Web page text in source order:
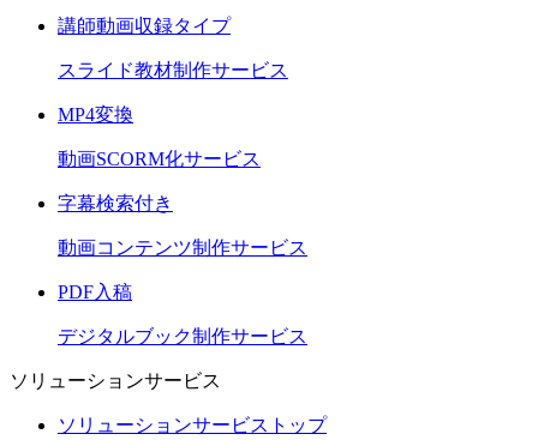
講師動画収録タイプ
スライド教材制作サービス
MP4変換
動画SCORM化サービス
字幕検索付き
動画コンテンツ制作サービス
PDF入稿
デジタルブック制作サービス
ソリューションサービス
ソリューションサービストップ